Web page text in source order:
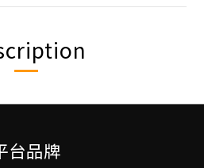
台品牌